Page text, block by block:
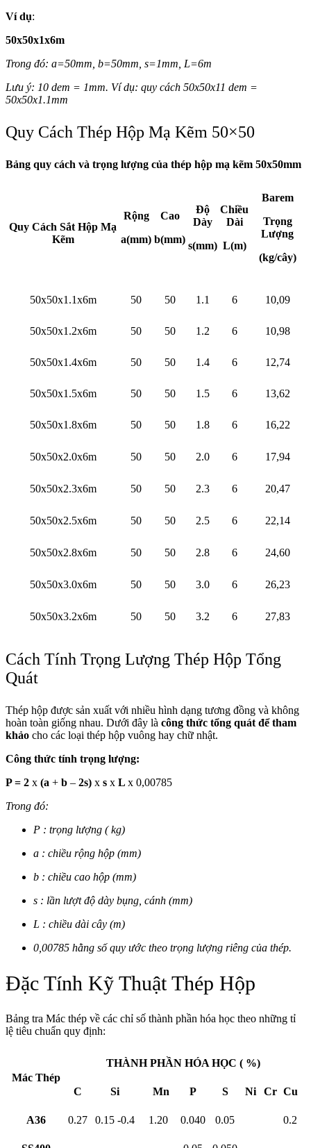
Ví dụ:
50x50x1x6m
Trong đó: a=50mm, b=50mm, s=1mm, L=6m
Lưu ý: 10 dem = 1mm. Ví dụ: quy cách 50x50x11 dem =
50x50x1.1mm
Quy Cách Thép Hộp Mạ Kẽm 50×50
Bảng quy cách và trọng lượng của thép hộp mạ kẽm 50x50mm
Quy Cách Sắt Hộp Mạ
Kẽm
Rộng
a(mm)
Cao
b(mm)
Độ
Dày
s(mm)
Chiều
Dài
L(m)
Barem
Trọng
Lượng
(kg/cây)
50x50x1.1x6m 50 50 1.1 6 10,09
50x50x1.2x6m 50 50 1.2 6 10,98
50x50x1.4x6m 50 50 1.4 6 12,74
50x50x1.5x6m 50 50 1.5 6 13,62
50x50x1.8x6m 50 50 1.8 6 16,22
50x50x2.0x6m 50 50 2.0 6 17,94
50x50x2.3x6m 50 50 2.3 6 20,47
50x50x2.5x6m 50 50 2.5 6 22,14
50x50x2.8x6m 50 50 2.8 6 24,60
50x50x3.0x6m 50 50 3.0 6 26,23
50x50x3.2x6m 50 50 3.2 6 27,83
Cách Tính Trọng Lượng Thép Hộp Tổng
Quát
Thép hộp được sản xuất với nhiều hình dạng tương đồng và không
hoàn toàn giống nhau. Dưới đây là công thức tổng quát để tham
khảo cho các loại thép hộp vuông hay chữ nhật.
Công thức tính trọng lượng:
P = 2 x (a + b – 2s) x s x L x 0,00785
Trong đó:
P : trọng lượng ( kg)
a : chiều rộng hộp (mm)
b : chiều cao hộp (mm)
s : lần lượt độ dày bụng, cánh (mm)
L : chiều dài cây (m)
0,00785 hằng số quy ước theo trọng lượng riêng của thép.
Đặc Tính Kỹ Thuật Thép Hộp
Bảng tra Mác thép về các chỉ số thành phần hóa học theo những tỉ
lệ tiêu chuẩn quy định:
Mác Thép
THÀNH PHẦN HÓA HỌC ( %)
C Si Mn P S Ni Cr Cu
A36 0.27 0.15 -0.4 1.20 0.040 0.05 0.2